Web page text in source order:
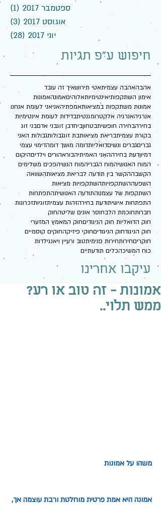
ספטמבר 2017
(1)
אוגוסט 2017
(3)
יוני 2017
(28)
חיפוש ע"פ תגיות
אהבהאהבה עצמיתאטי תירושאיך זה עובד
אימון השתקפותיאינטימיותאלוהיםאמונהאמונות
אמונות משתקפות במציאותאמפתיהאניאני לעומת אנחנו
אנרגיהאנרגיה אלקטרומגנטיתבדידות לעומת אינטימיות
בחירהבחירה חופשיתבטחוןביחדבן זוגבני אדםבני זוג
בקורת עצמיתבריאת מציאותבת זוגגבולותגבולות האני
גבריםגברים ונשיםדואליותדומה מושך דומהדימוי עצמי
דמיוןדעת בחירההאני האמיתיהבוראהורים וילדיםהיקום
המוח האנושיהמוח הגבריהמוח הנשיהפכים משלימים
הקשבההקשר בין תודעה לבריאת מציאותהשוואה
השפעההשתקפויותהשתקפויות מציאות
השתקפות של עצמנוהתודעה האנושיתהתפתחות
התפתחות אישיתודעת בחירהזהות עצמיתזוגיותזכרונות
חברותחוכמת הלבחוסר אונים שליטהחוק
חוק הדואליות חוק הניגודיםחוק המאמץ המזערי
חוק הניגודחוק הניגודיםחוקי פיזיקהחוקים קוסמיים
חוקריםחירותחירות פנימיתטוב ורעיין ויאנגילדות
כוח המשיכהכלים תודעתיים
עיקבו אחרינו
אמונות - זה טוב או רע?
ממש תלוי..
משהו על אמונות
אמונה היא אמת פרטית מוחלטת ורבת עוצמה אך,